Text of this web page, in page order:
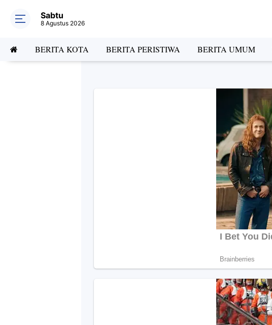
Sabtu
8 Agustus 2026
BERITA KOTA BERITA PERISTIWA BERITA UMUM